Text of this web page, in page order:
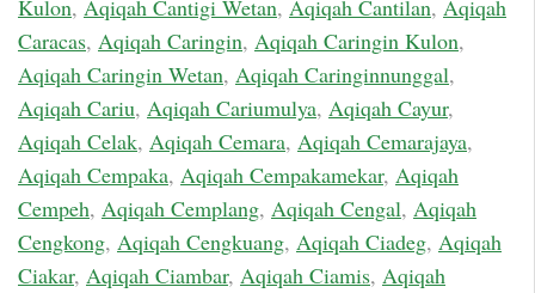
Kulon, Aqiqah Cantigi Wetan, Aqiqah Cantilan, Aqiqah
Caracas, Aqiqah Caringin, Aqiqah Caringin Kulon,
Aqiqah Caringin Wetan, Aqiqah Caringinnunggal,
Aqiqah Cariu, Aqiqah Cariumulya, Aqiqah Cayur,
Aqiqah Celak, Aqiqah Cemara, Aqiqah Cemarajaya,
Aqiqah Cempaka, Aqiqah Cempakamekar, Aqiqah
Cempeh, Aqiqah Cemplang, Aqiqah Cengal, Aqiqah
Cengkong, Aqiqah Cengkuang, Aqiqah Ciadeg, Aqiqah
Ciakar, Aqiqah Ciambar, Aqiqah Ciamis, Aqiqah